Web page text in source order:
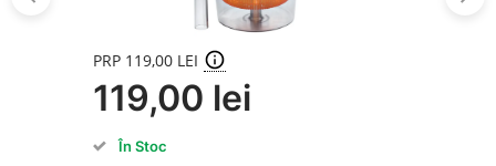
PRP 119,00 LEI
119,00 lei
În Stoc